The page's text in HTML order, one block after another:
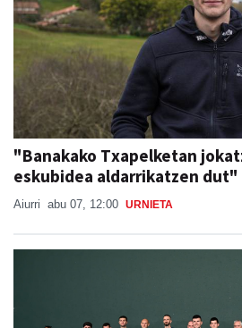
"Banakako Txapelketan
eskubidea aldarrikatzen dut"
Aiurri abu 07, 12:00 URNIETA